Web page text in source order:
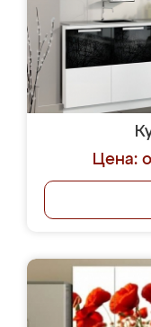
Цена: